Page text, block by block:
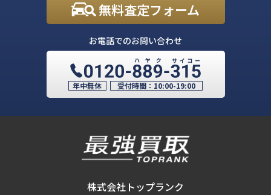
無料査定フォーム
お電話でのお問い合わせ
年中無休 受付時間： 10:00-19:00
株式会社トップランク